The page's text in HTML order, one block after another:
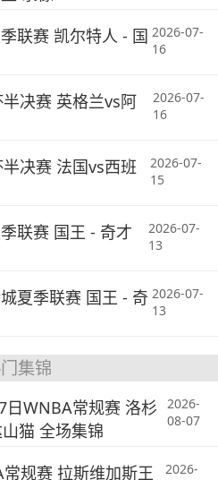
联赛 凯尔特人 - 国 2026-07-
16
决赛 英格兰vs阿
2026-07-
16
决赛 法国vs西班
2026-07-
15
联赛 国王 - 奇才
2026-07-
13
夏季联赛 国王 - 奇 2026-07-
13
集锦
日WNBA常规赛 洛杉
猫 全场集锦
2026-
08-07
规赛 拉斯维加斯王
2026-